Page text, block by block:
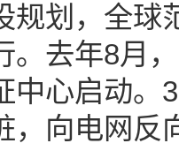
规划，全球
。去年8月
中心启动。
，向电网反